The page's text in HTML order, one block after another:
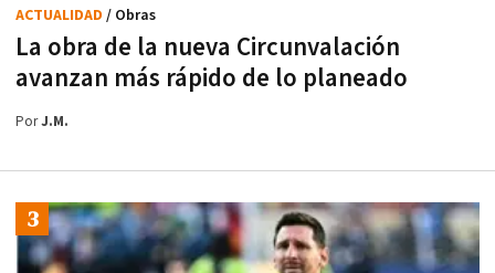
La obra de la nueva Circunvalación
avanzan más rápido de lo planeado
ACTUALIDAD / Obras
PorJ.M.